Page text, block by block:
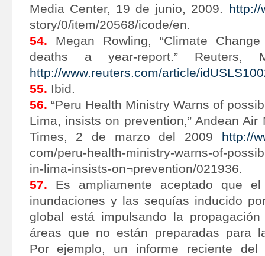
Media Center, 19 de junio, 2009. http://
story/0/item/20568/icode/en.
54. Megan Rowling, “Climate
deaths a year-report.” Reuters,
http://www.reuters.com/article/
55. Ibid.
56. “Peru Health Ministry Warns of
Lima, insists on prevention,” Andean Air
Times, 2 de marzo del 2009 http://
com/peru-health-ministry-warns-of-
in-lima-insists-on¬prevention/021936.
57. Es ampliamente aceptado que
inundaciones y las sequías inducido
global está impulsando la
áreas que no están preparadas para
Por ejemplo, un informe reciente del